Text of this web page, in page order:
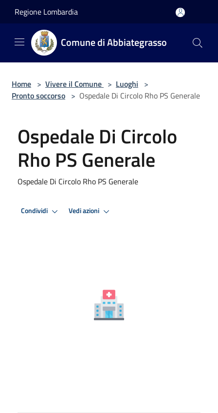
Regione Lombardia
Comune di Abbiategrasso
Home > Vivere il Comune > Luoghi >
Pronto soccorso > Ospedale Di Circolo Rho PS Generale
Ospedale Di Circolo
Rho PS Generale
Ospedale Di Circolo Rho PS Generale
Condividi Vedi azioni